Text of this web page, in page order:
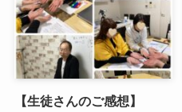
【生徒さんのご感想】